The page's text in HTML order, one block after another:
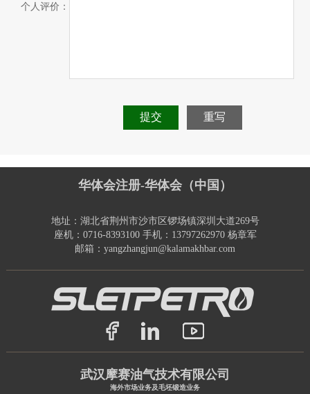
个人评价：
提交 重写
华体会注册-华体会（中国）
地址：湖北省荆州市沙市区锣场镇深圳大道269号
座机：0716-8393100 手机：13797262970 杨章军
邮箱：yangzhangjun@kalamakhbar.com
武汉摩赛油气技术有限公司
海外市场业务及毛坯锻造业务